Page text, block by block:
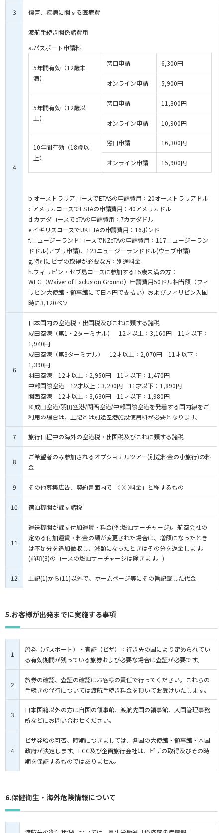
3 傷害、疾病に関する医療費
4
渡航手続き関係諸費用
a.パスポート申請料
5年間有効（12歳未
満）
窓口申請 6,300円
オンライン申請 5,900円
5年間有効（12歳以
上）
窓口申請 11,300円
オンライン申請 10,900円
10年間有効（18歳以
上）
窓口申請 16,300円
オンライン申請 15,900円
b.オーストラリアコースでETASの申請費用：20オーストラリアドル
c.アメリカコースでESTAの申請費用：40アメリカドル
d.カナダコースでeTAの申請費用：7カナダドル
e.イギリスコースでUK ETAの申請費用：16ポンド
f.ニュージーランドコースでNZeTAの申請費用：117ニュージーラン
ドドル(アプリ申請)、123ニュージーランドドル(ウェブ申請)
g.特別にビザの取得が必要な方：別途料金
h.フィリピン・セブ島コースに参加する15歳未満の方：
WEG（Waiver of Exclusion Ground）申請費用50ドル相当額（フィ
リピン大使館・領事館にて日本円で支払い）およびフィリピン入国
時に3,120ペソ
6
日本国内の空港税・出国税及びこれに類する諸税
成田空港（第1・2ターミナル） 12才以上：3,160円 11才以下：
1,940円
成田空港（第3ターミナル） 12才以上：2,070円 11才以下：
1,390円
羽田空港 12才以上：2,950円 11才以下：1,470円
中部国際空港 12才以上：3,200円 11才以下：1,890円
関西空港 12才以上：3,630円 11才以下：1,980円
※成田空港/羽田空港/関西空港/中部国際空港を発着する国内線をご
利用の場合は、上記とは別途空港施設使用料が必要となります。
7 旅行日程中の海外の空港税・出国税及びこれに類する諸税
8
ご希望者のみ参加されるオプショナルツアー(別途料金の小旅行)の料
金
9 その他募集広告、契約書面内で「○○料金」と称するもの
10 宿泊機関が課す諸税
11
運送機関が課す付加運賃・料金(例:燃油サーチャージ)。航空会社の
定める付加運賃・料金の額が変更された場合は、増額になったとき
は不足分を追加徴収し、減額になったときはその分を返金します。
(前項(8)のコースの燃油サーチャージは除きます。)
12 上記(1)から(11)以外で、ホームページ等にその旨記載した代金
5.お客様が出発までに実施する事項
1
旅券（パスポート）・査証（ビザ）：行き先の国により定められてい
る有効期間が残っている旅券および必要な場合は査証が必要です。
2
旅券の確認、査証の確認はお客様の責任で行ってください。これらの
手続きの代行については渡航手続き料金を頂いてお受けいたします。
3
日本国籍以外の方は自国の領事館、渡航先国の領事館、入国管理事務
所などにお問い合わせください。
4
ビザ発給の可否、時期につきましては、各国の大使館・領事館・本国
政府が決定します。ECC及び企画旅行会社は、ビザの取得及びその時
期を保証するものではありません。
6.保健衛生・海外危険情報について